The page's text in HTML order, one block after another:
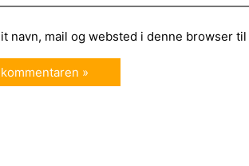
navn, mail og websted i denne browser